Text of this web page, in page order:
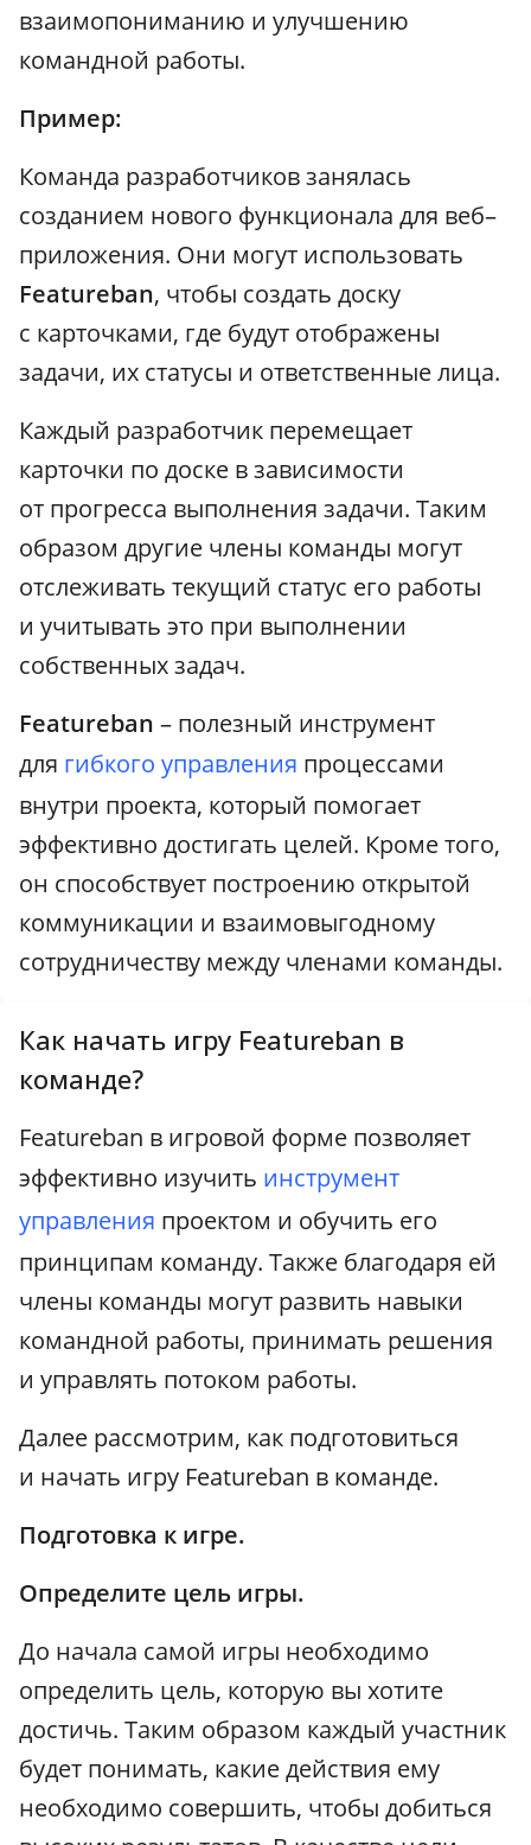
взаимопониманию и улучшению
командной работы.
Пример:
Команда разработчиков занялась
созданием нового функционала для веб–
приложения. Они могут использовать
Featureban, чтобы создать доску
с карточками, где будут отображены
задачи, их статусы и ответственные лица.
Каждый разработчик перемещает
карточки по доске в зависимости
от прогресса выполнения задачи. Таким
образом другие члены команды могут
отслеживать текущий статус его работы
и учитывать это при выполнении
собственных задач.
Featureban – полезный инструмент
для гибкого управления процессами
внутри проекта, который помогает
эффективно достигать целей. Кроме того,
он способствует построению открытой
коммуникации и взаимовыгодному
сотрудничеству между членами команды.
Как начать игру Featureban в
команде?
Featureban в игровой форме позволяет
эффективно изучить инструмент
управления проектом и обучить его
принципам команду. Также благодаря ей
члены команды могут развить навыки
командной работы, принимать решения
и управлять потоком работы.
Далее рассмотрим, как подготовиться
и начать игру Featureban в команде.
Подготовка к игре.
Определите цель игры.
До начала самой игры необходимо
определить цель, которую вы хотите
достичь. Таким образом каждый участник
будет понимать, какие действия ему
необходимо совершить, чтобы добиться